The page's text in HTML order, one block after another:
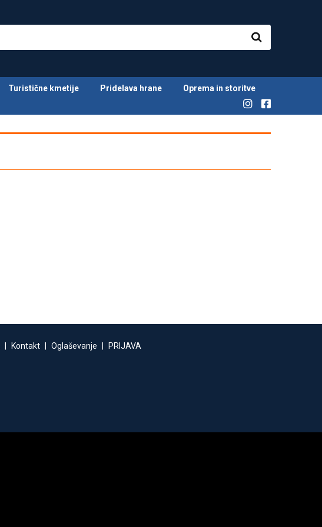
Turistične kmetije Pridelava hrane Oprema in storitve
Kontakt Oglaševanje PRIJAVA